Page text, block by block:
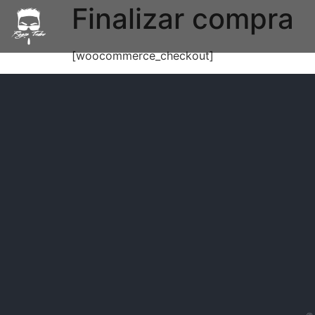
Finalizar compra
[woocommerce_checkout]